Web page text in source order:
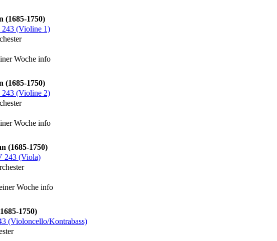
(1685-1750)
(Violine 1)
Woche info
(1685-1750)
(Violine 2)
Woche info
(1685-1750)
243 (Viola)
Woche info
1750)
(Violoncello/Kontrabass)